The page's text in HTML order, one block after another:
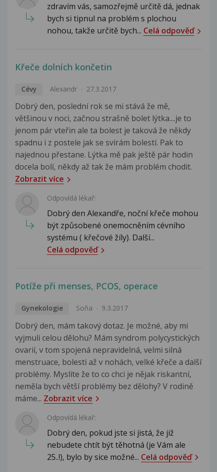
zdravím vás, samozřejmě určitě dá, jednak
bych si tipnul na problém s plochou
nohou, takže určitě bych... Celá odpověď
Křeče dolních končetin
Cévy Alexandr 27.3.2017
Dobrý den, poslední rok se mi stává že mě,
většinou v noci, začnou strašně bolet lýtka....je to
jenom pár vteřin ale ta bolest je taková že někdy
spadnu i z postele jak se svírám bolestí. Pak to
najednou přestane. Lýtka mě pak ještě pár hodin
docela bolí, někdy až tak že mám problém chodit.
Zobrazit více
Odpovídá lékař:
Dobrý den Alexandře, noční křeče mohou
být způsobené onemocněním cévního
systému ( křečové žíly). Další...
Celá odpověď
Potíže při menses, PCOS, operace
Gynekologie Soňa 9.3.2017
Dobrý den, mám takový dotaz. Je možné, aby mi
vyjmuli celou dělohu? Mám syndrom polycystických
ovarií, v tom spojená nepravidelná, velmi silná
menstruace, bolesti až v nohách, velké křeče a další
problémy. Myslíte že to co chci je nějak riskantní,
neměla bych větší problémy bez dělohy? V rodině
máme... Zobrazit více
Odpovídá lékař:
Dobrý den, pokud jste si jistá, že již
nebudete chtít být těhotná (je Vám ale
25..!), bylo by sice možné... Celá odpověď